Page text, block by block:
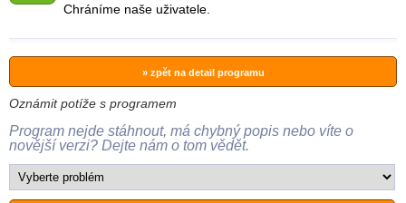
Chráníme naše uživatele.
» zpět na detail programu
Oznámit potíže s programem
Program nejde stáhnout, má chybný popis nebo víte o
novější verzi? Dejte nám o tom vědět.